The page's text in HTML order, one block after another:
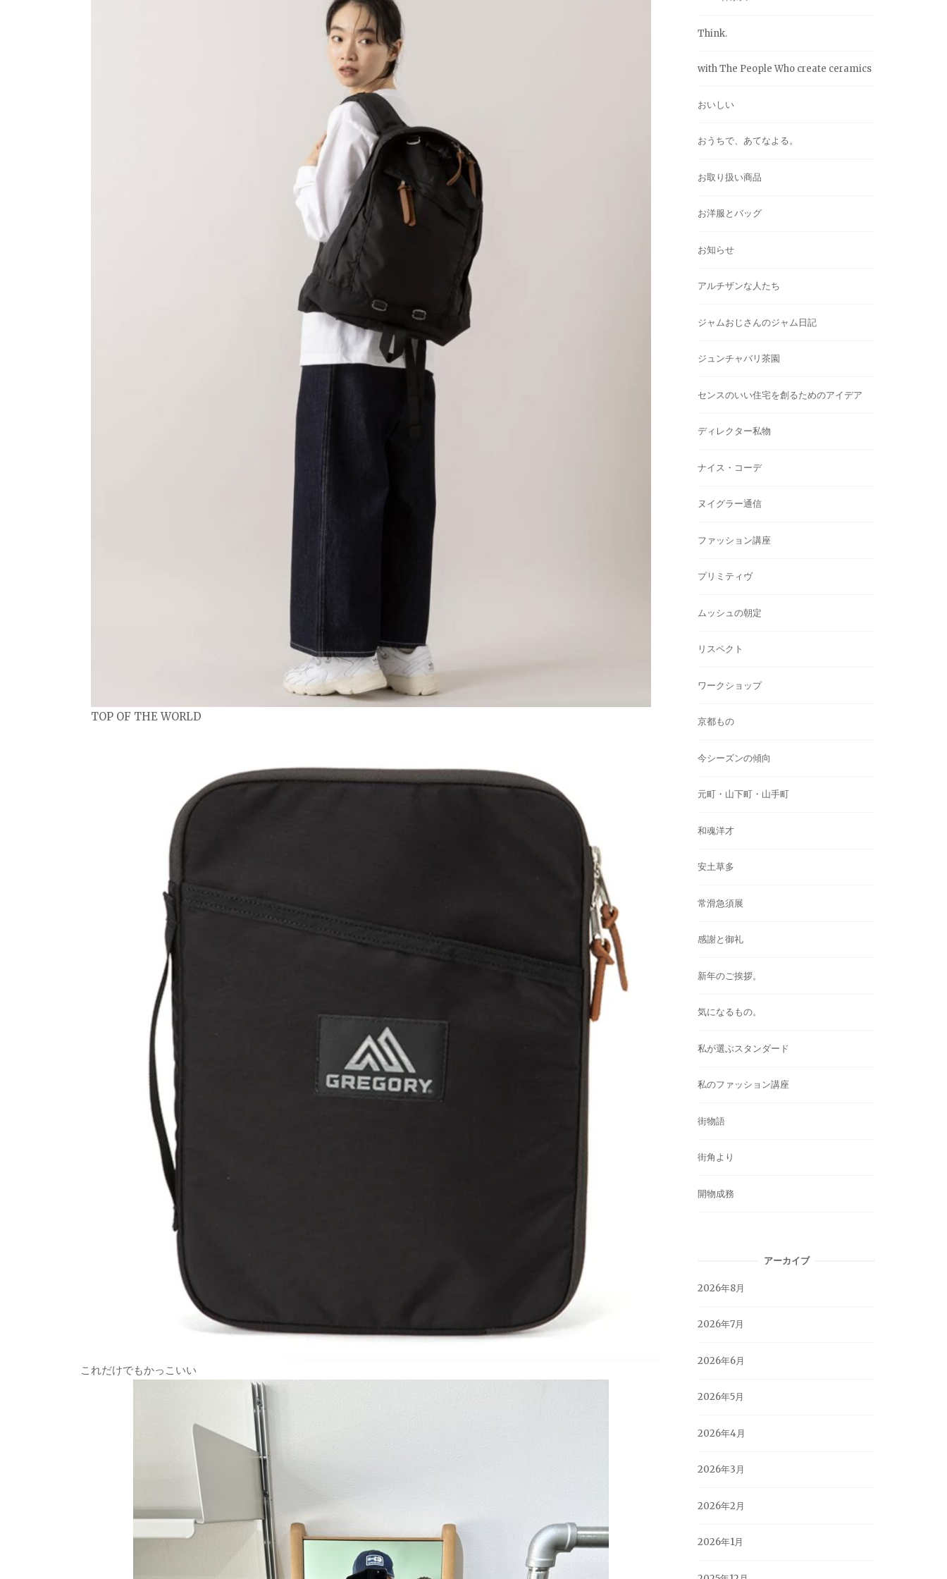
TOP OF THE WORLD
これだけでもかっこいい
Think.
with The People Who create ceramics
おいしい
おうちで、あてなよる。
お取り扱い商品
お洋服とバッグ
お知らせ
アルチザンな人たち
ジャムおじさんのジャム日記
ジュンチャバリ茶園
センスのいい住宅を創るためのアイデア
ディレクター私物
ナイス・コーデ
ヌイグラー通信
ファッション講座
プリミティヴ
ムッシュの朝定
リスペクト
ワークショップ
京都もの
今シーズンの傾向
元町・山下町・山手町
和魂洋才
安土草多
常滑急須展
感謝と御礼
新年のご挨拶。
気になるもの。
私が選ぶスタンダード
私のファッション講座
街物語
街角より
開物成務
アーカイブ
2026年8月
2026年7月
2026年6月
2026年5月
2026年4月
2026年3月
2026年2月
2026年1月